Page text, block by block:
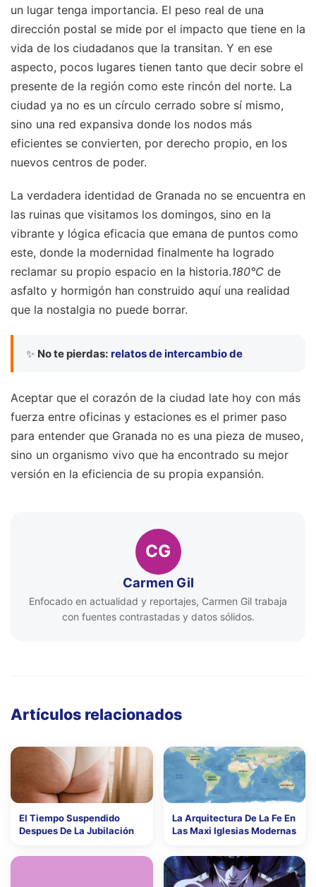
un lugar tenga importancia. El peso real de una
dirección postal se mide por el impacto que tiene en la
vida de los ciudadanos que la transitan. Y en ese
aspecto, pocos lugares tienen tanto que decir sobre el
presente de la región como este rincón del norte. La
ciudad ya no es un círculo cerrado sobre sí mismo,
sino una red expansiva donde los nodos más
eficientes se convierten, por derecho propio, en los
nuevos centros de poder.
La verdadera identidad de Granada no se encuentra en
las ruinas que visitamos los domingos, sino en la
vibrante y lógica eficacia que emana de puntos como
este, donde la modernidad finalmente ha logrado
reclamar su propio espacio en la historia.180°C de
asfalto y hormigón han construido aquí una realidad
que la nostalgia no puede borrar.
✨ No te pierdas: relatos de intercambio de
Aceptar que el corazón de la ciudad late hoy con más
fuerza entre oficinas y estaciones es el primer paso
para entender que Granada no es una pieza de museo,
sino un organismo vivo que ha encontrado su mejor
versión en la eficiencia de su propia expansión.
CG
Carmen Gil
Enfocado en actualidad y reportajes, Carmen Gil trabaja
con fuentes contrastadas y datos sólidos.
Artículos relacionados
El Tiempo Suspendido
Despues De La Jubilación
La Arquitectura De La Fe En
Las Maxi Iglesias Modernas